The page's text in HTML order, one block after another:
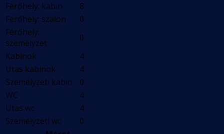
Férőhely: kabin
8
Férőhely: szalon
0
Férőhely:
személyzet
0
Kabinok
4
Utas kabinok
4
Személyzeti kabin
0
WC
4
Utas wc
4
Személyzeti wc
0